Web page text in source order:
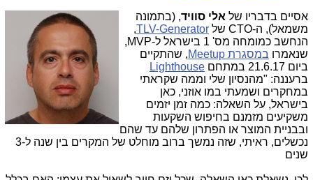
אסיים בדבריו של אלי סוויד, (בתמונה
משמאל), ה-CTO של
TLV-Generator
,
הנחשב כמומחה מס' 1 בישראל ל-MVP,
שנאמרו במסגרת Meetup
, שהתקיים
ביום 21.6.17 במתחם
Lighthouse
ברעננה: "מהנסיון שלי וממה שקראתי
במחקרים ושמעתי במו אוזני, כאן
בישראל, על השאלה: כמה זמן יזמים
משקיעים מזמנם בחיפוש השקעות
ובבניית המוצר או הפתרון שלהם עד שהם
נכשלים, ראיתי, שזה נמשך ברוב מוחלט של המקרים בין שנה ל-3
שנים